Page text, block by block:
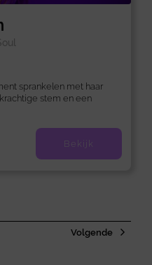
sprankelen met haar
stem en een
Bekijk
Volgende